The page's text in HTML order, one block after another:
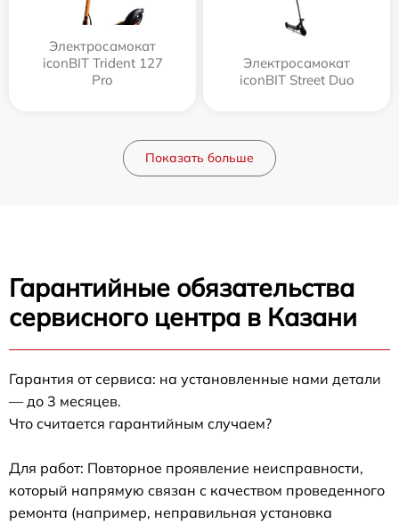
Электросамокат
iconBIT Trident 127
Pro
Электросамокат
iconBIT Street Duo
Показать больше
Гарантийные обязательства
сервисного центра в Казани
Гарантия от сервиса: на установленные нами детали
— до 3 месяцев.
Что считается гарантийным случаем?
Для работ: Повторное проявление неисправности,
который напрямую связан с качеством проведенного
ремонта (например, неправильная установка